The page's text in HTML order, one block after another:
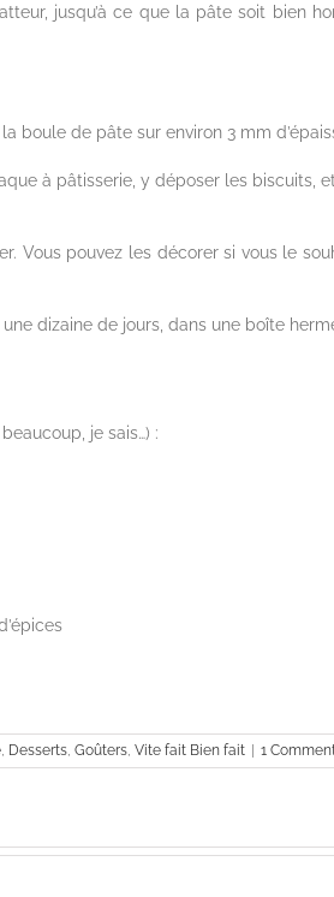
jusqu’à ce que la pâte soit bien
boule de pâte sur environ 3 mm
à pâtisserie, y déposer les biscuits,
Vous pouvez les décorer si vous le
dizaine de jours, dans une boîte
je sais…) :
Desserts Goûters Vite fait Bien fait | 1